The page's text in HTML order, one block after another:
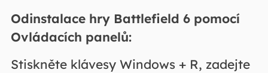
Odinstalace hry Battlefield 6 pomocí
Ovládacích panelů:
Stiskněte klávesy Windows + R, zadejte